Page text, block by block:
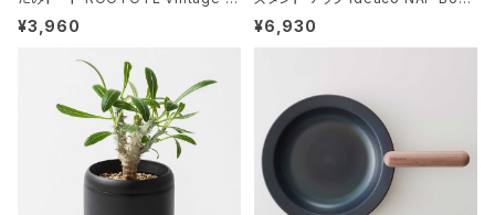
EANUTS ROO-shopper mid 84
ド.ピーナッツ-0P 3Dグラス
¥3,960
stand ブラウン
¥6,930